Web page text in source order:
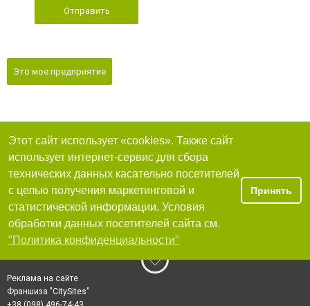
Отправить
Это мое предприятие
Этот сайт использует «cookies». Также сайт
использует интернет-сервис для сбора
технических данных касательно посетителей
с целью получения маркетинговой и
статистической информации. Условия
обработки данных посетителей сайта см.
"Политика конфиденциальности"
Принять
Реклама на сайте
Франшиза "CitySites"